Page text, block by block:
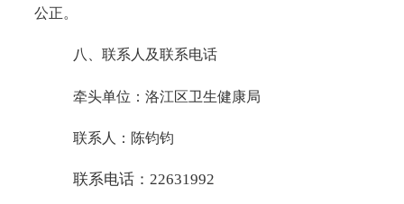
公正。
八、联系人及联系电话
牵头单位：洛江区卫生健康局
联系人：陈钧钧
联系电话： 22631992